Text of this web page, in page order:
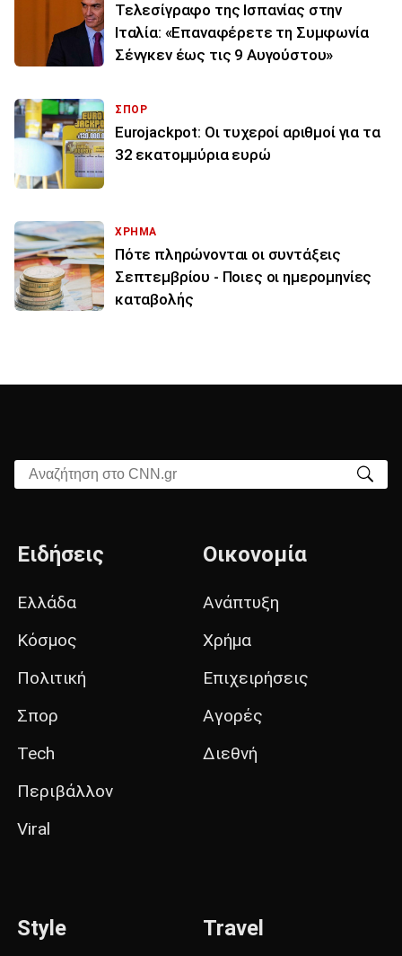
Τελεσίγραφο της Ισπανίας στην
Ιταλία: «Επαναφέρετε τη Συμφωνία
Σένγκεν έως τις 9 Αυγούστου»
ΣΠΟΡ
Eurojackpot: Οι τυχεροί αριθμοί για τα
32 εκατoμμύρια ευρώ
ΧΡΗΜΑ
Πότε πληρώνονται οι συντάξεις
Σεπτεμβρίου - Ποιες οι ημερομηνίες
καταβολής
Αναζήτηση στο CNN.gr
Ειδήσεις
Ελλάδα
Κόσμος
Πολιτική
Σπορ
Tech
Περιβάλλον
Viral
Οικονομία
Ανάπτυξη
Χρήμα
Επιχειρήσεις
Αγορές
Διεθνή
Style Travel